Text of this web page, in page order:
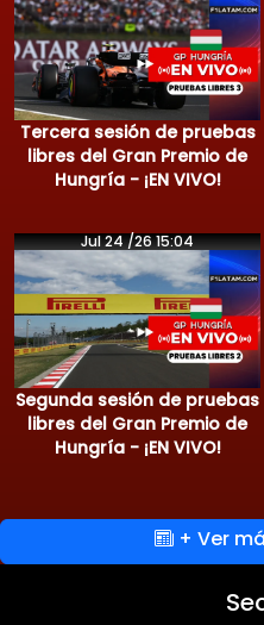
Tercera sesión de pruebas
libres del Gran Premio de
Hungría - ¡EN VIVO!
Jul 24 /26 15:04
Segunda sesión de pruebas
libres del Gran Premio de
Hungría - ¡EN VIVO!
+ Ver